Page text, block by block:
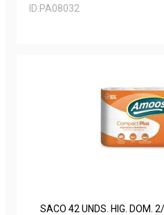
ID:PA08032
SACO 42 UNDS. HIG. DOM.